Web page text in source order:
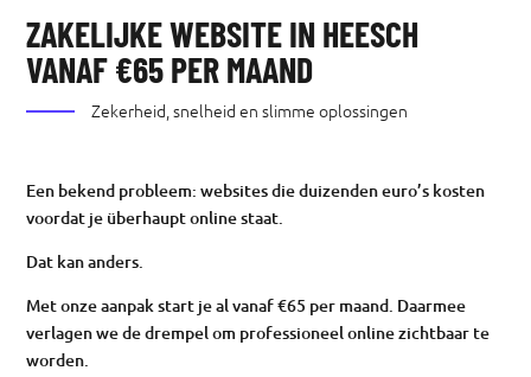
ZAKELIJKE WEBSITE IN HEESCH
VANAF €65 PER MAAND
Zekerheid, snelheid en slimme oplossingen
Een bekend probleem: websites die duizenden euro’s kosten
voordat je überhaupt online staat.
Dat kan anders.
Met onze aanpak start je al vanaf €65 per maand. Daarmee
verlagen we de drempel om professioneel online zichtbaar te
worden.